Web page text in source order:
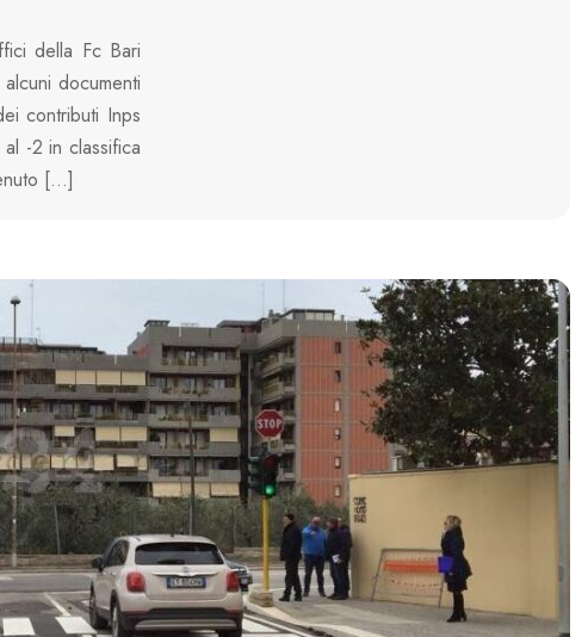
della Fc Bari
documenti
contributi Inps
-2 in classifica
[…]